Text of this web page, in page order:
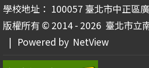
學校地址： 100057 臺北市中正區
版權所有 © 2014 - 2026 臺北市立
| Powered by NetView